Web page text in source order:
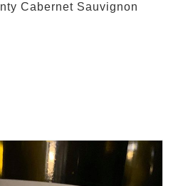
Cabernet Sauvignon